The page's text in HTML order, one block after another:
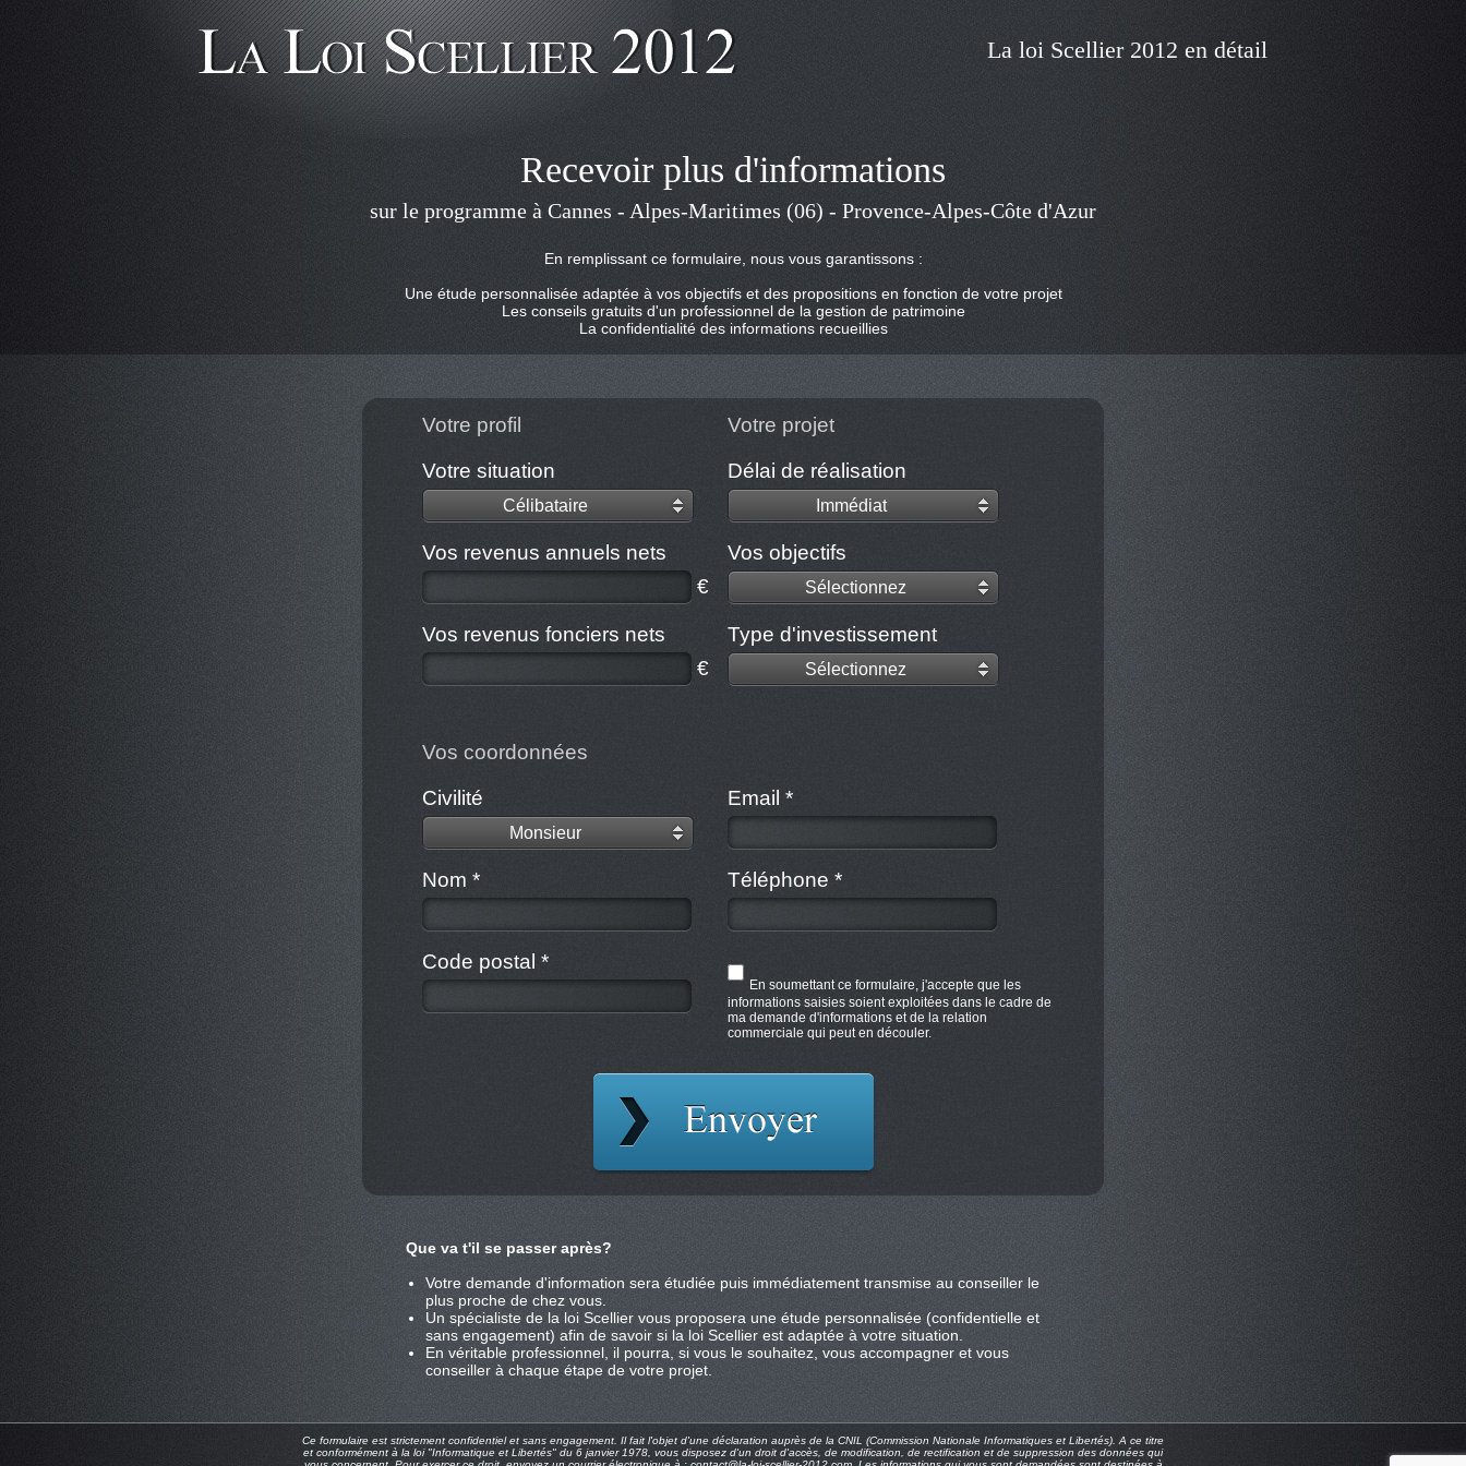
La loi Scellier 2012 en détail
Recevoir plus d'informations
sur le programme à Cannes - Alpes-Maritimes (06) - Provence-Alpes-Côte d'Azur
En remplissant ce formulaire, nous vous garantissons :
Une étude personnalisée adaptée à vos objectifs et des propositions en fonction de votre projet
Les conseils gratuits d'un professionnel de la gestion de patrimoine
La confidentialité des informations recueillies
Votre profil
Votre situation
Célibataire
Vos revenus annuels nets
€
Vos revenus fonciers nets
€
Votre projet
Délai de réalisation
Immédiat
Vos objectifs
Sélectionnez
Type d'investissement
Sélectionnez
Vos coordonnées
Civilité
Monsieur
Nom *
Code postal *
Email *
Téléphone *
En soumettant ce formulaire, j'accepte que les
informations saisies soient exploitées dans le cadre de
ma demande d'informations et de la relation
commerciale qui peut en découler.
Que va t'il se passer après?
Votre demande d'information sera étudiée puis immédiatement transmise au conseiller le
plus proche de chez vous.
Un spécialiste de la loi Scellier vous proposera une étude personnalisée (confidentielle et
sans engagement) afin de savoir si la loi Scellier est adaptée à votre situation.
En véritable professionnel, il pourra, si vous le souhaitez, vous accompagner et vous
conseiller à chaque étape de votre projet.
Ce formulaire est strictement confidentiel et sans engagement. Il fait l'objet d'une déclaration auprès de la CNIL (Commission Nationale Informatiques et Libertés). A ce titre
et conformément à la loi "Informatique et Libertés" du 6 janvier 1978, vous disposez d'un droit d'accès, de modification, de rectification et de suppression des données qui